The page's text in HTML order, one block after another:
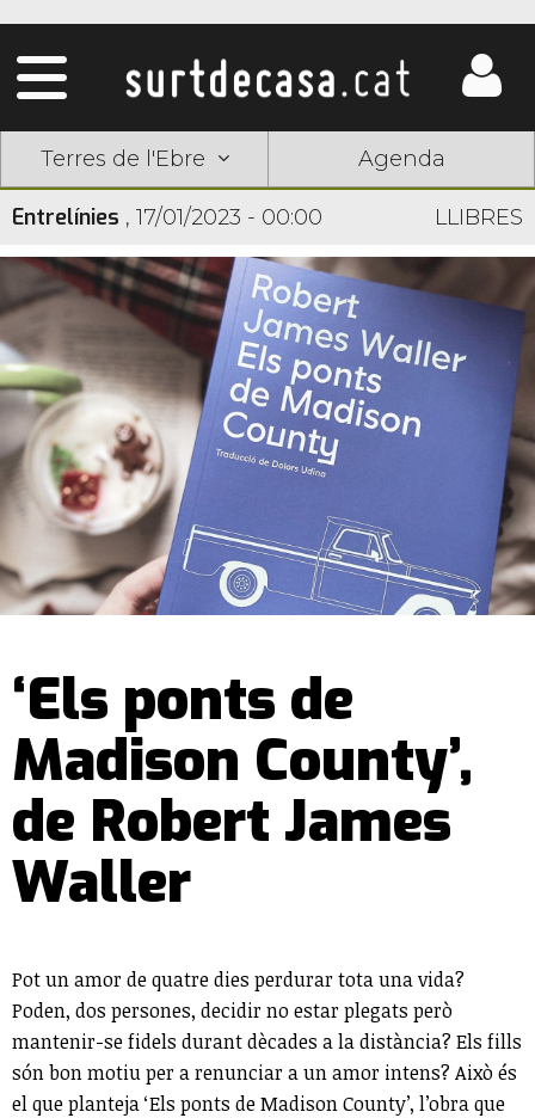
Terres de l'Ebre Agenda
Entrelínies , 17/01/2023 - 00:00 LLIBRES
‘Els ponts de
Madison County’,
de Robert James
Waller
Pot un amor de quatre dies perdurar tota una vida?
Poden, dos persones, decidir no estar plegats però
mantenir-se fidels durant dècades a la distància? Els fills
són bon motiu per a renunciar a un amor intens? Això és
el que planteja ‘Els ponts de Madison County’, l’obra que